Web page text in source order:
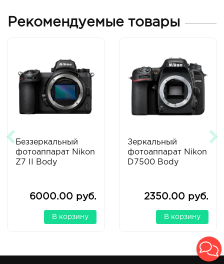
Рекомендуемые товары
Беззеркальный
фотоаппарат Nikon
Z7 II Body
6000.00 руб.
В корзину
Зеркальный
фотоаппарат Nikon
D7500 Body
2350.00 руб.
В корзину